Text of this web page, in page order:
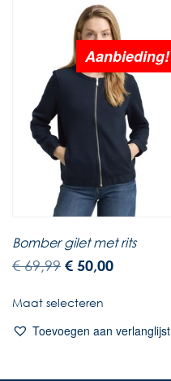
Aanbieding!
Bomber gilet met rits
€69,99 € 50,00
Maat selecteren
Toevoegen aan verlanglijst